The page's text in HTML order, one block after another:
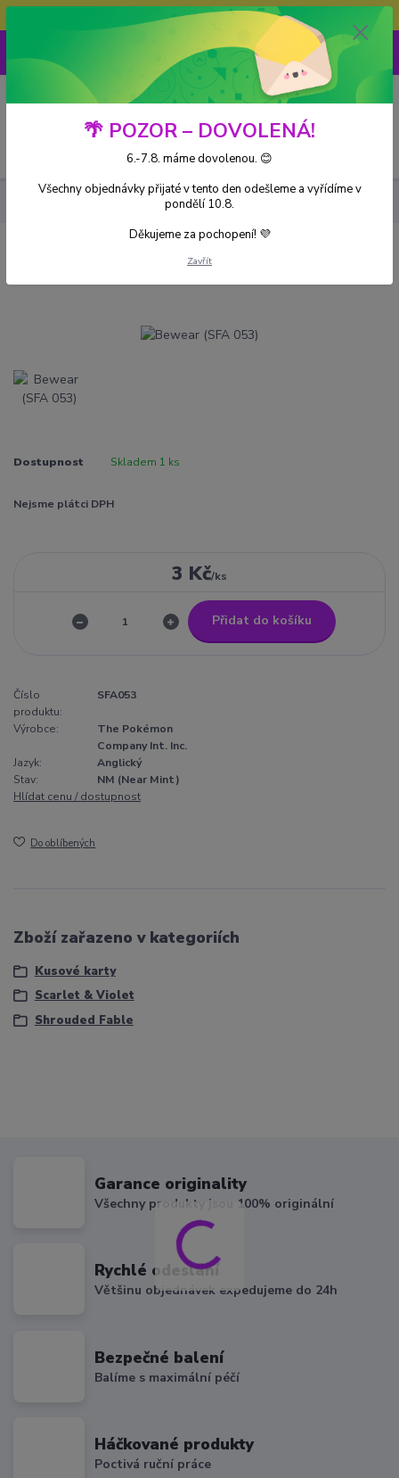
Doprava ZDARMA při nákupu nad 3000Kč
0 Kč
Bewear (SFA 053)
Dostupnost Skladem 1 ks
Nejsme plátci DPH
3 Kč/ks
Přidat do košíku
Číslo
produktu:
SFA053
Výrobce:
The Pokémon
Company Int. Inc.
Jazyk:
Anglický
Stav:
NM (Near Mint)
Hlídat cenu / dostupnost
Do oblíbených
Zboží zařazeno v kategoriích
Kusové karty
Scarlet & Violet
Shrouded Fable
Garance originality
Všechny produkty jsou 100% originální
Rychlé odeslání
Většinu objednávek expedujeme do 24h
Bezpečné balení
Balíme s maximální péčí
Háčkované produkty
Poctivá ruční práce
🌴 POZOR – DOVOLENÁ!
6.-7.8. máme dovolenou. 😊
Všechny objednávky přijaté v tento den odešleme a vyřídíme v
pondělí 10.8.
Děkujeme za pochopení! 💜
Zavřít